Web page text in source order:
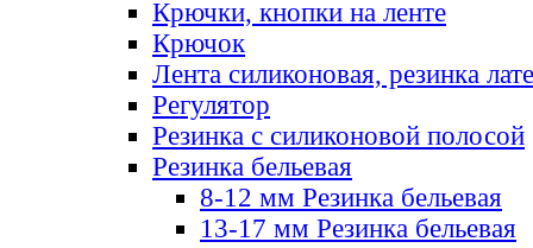
Крючки, кнопки на ленте
Крючок
Лента силиконовая, резинка
Регулятор
Резинка с силиконовой полосой
Резинка бельевая
8-12 мм Резинка бельевая
13-17 мм Резинка бельевая